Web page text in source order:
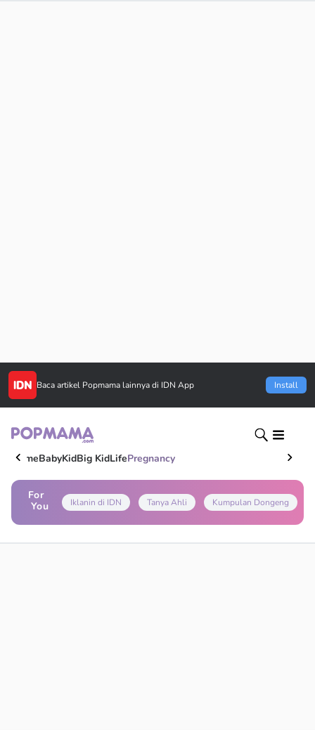
Baca artikel Popmama lainnya di IDN App Install
HomeBabyKidBig KidLifePregnancy
For
You
Iklanin di IDN Tanya Ahli Kumpulan Dongeng